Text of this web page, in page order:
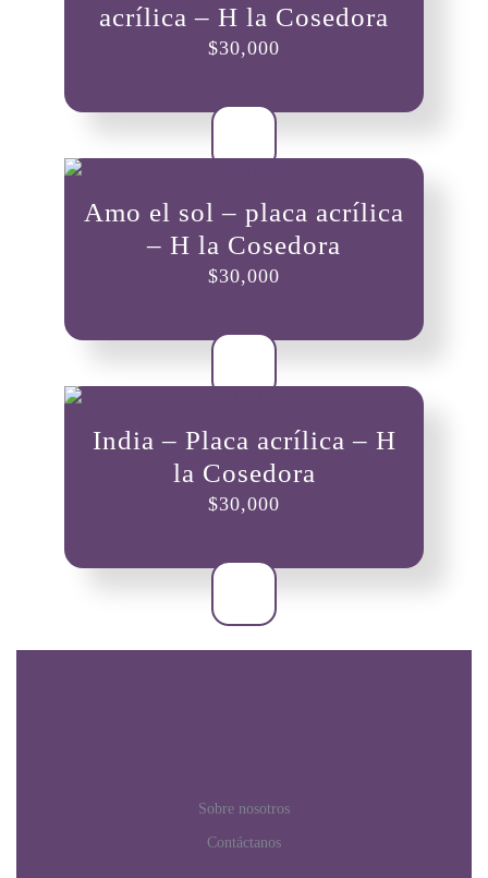
acrílica – H la Cosedora
$30,000
Amo el sol – placa acrílica
– H la Cosedora
$30,000
India – Placa acrílica – H
la Cosedora
$30,000
Sobre nosotros
Contáctanos